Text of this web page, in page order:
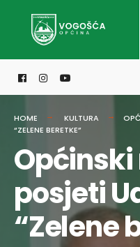
HOME KULTURA
“ZELENE BERETKE”
posjeti
“Zelene
for: